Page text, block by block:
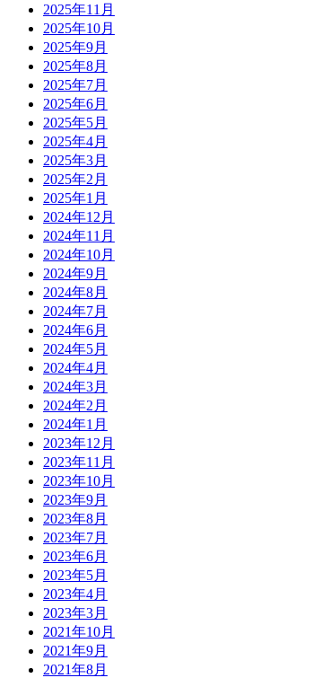
2025年11月
2025年10月
2025年9月
2025年8月
2025年7月
2025年6月
2025年5月
2025年4月
2025年3月
2025年2月
2025年1月
2024年12月
2024年11月
2024年10月
2024年9月
2024年8月
2024年7月
2024年6月
2024年5月
2024年4月
2024年3月
2024年2月
2024年1月
2023年12月
2023年11月
2023年10月
2023年9月
2023年8月
2023年7月
2023年6月
2023年5月
2023年4月
2023年3月
2021年10月
2021年9月
2021年8月